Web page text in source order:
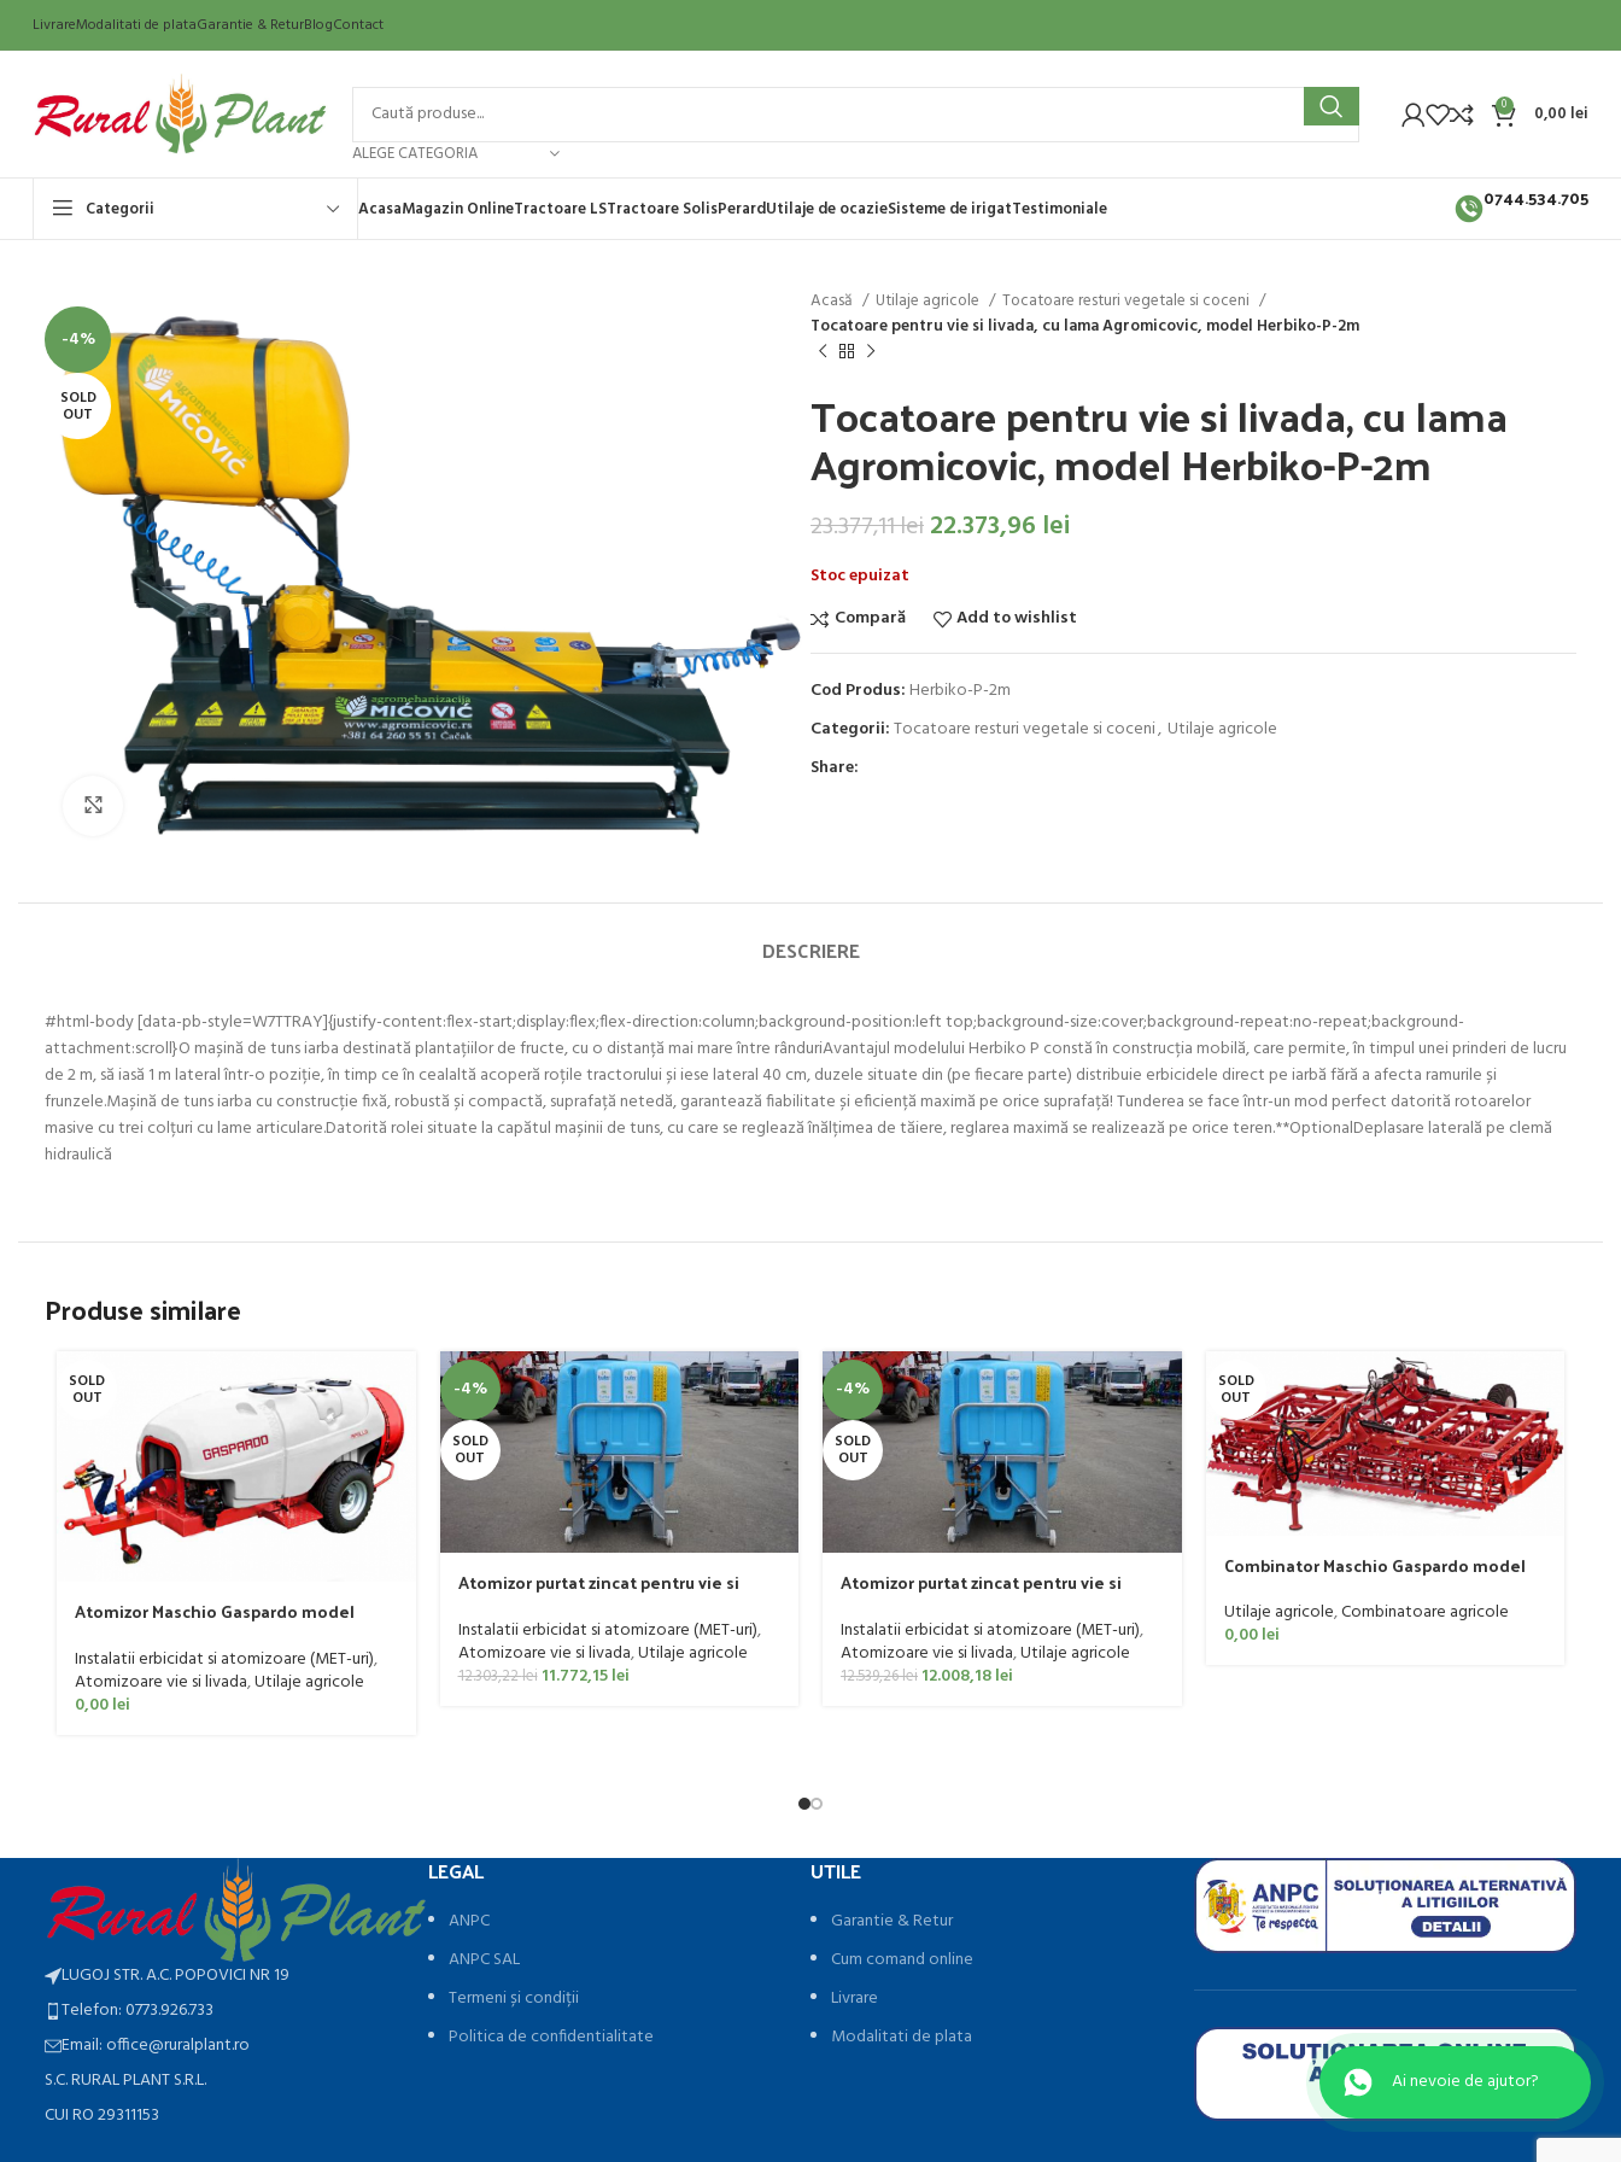
LivrareModalitati de plataGarantie & ReturBlogContact
ALEGE CATEGORIA
0 0,00 lei
Categorii AcasaMagazin OnlineTractoare LSTractoare SolisPerardUtilaje de ocazieSisteme de irigatTestimoniale 0744.534.705
-4%
SOLD
OUT
Click to enlarge
Acasă Utilaje agricole
Tocatoare resturi vegetale si coceni
Tocatoare pentru vie si livada, cu lama Agromicovic, model Herbiko-P-2m
Tocatoare pentru vie si livada, cu lama
Agromicovic, model Herbiko-P-2m
23.377,11lei22.373,96 lei
Stoc epuizat
Compară
Add to wishlist
Cod Produs: Herbiko-P-2m
Categorii:Tocatoare resturi vegetale si coceni, Utilaje agricole
Share:
DESCRIERE
#html-body [data-pb-style=W7TTRAY]{justify-content:flex-start;display:flex;flex-direction:column;background-position:left top;background-size:cover;background-repeat:no-repeat;background-
attachment:scroll}O mașină de tuns iarba destinată plantațiilor de fructe, cu o distanță mai mare între rânduriAvantajul modelului Herbiko P constă în construcția mobilă, care permite, în timpul unei prinderi de lucru
de 2 m, să iasă 1 m lateral într-o poziție, în timp ce în cealaltă acoperă roțile tractorului și iese lateral 40 cm, duzele situate din (pe fiecare parte) distribuie erbicidele direct pe iarbă fără a afecta ramurile și
frunzele.Mașină de tuns iarba cu construcție fixă, robustă și compactă, suprafață netedă, garantează fiabilitate și eficiență maximă pe orice suprafață! Tunderea se face într-un mod perfect datorită rotoarelor
masive cu trei colțuri cu lame articulare.Datorită rolei situate la capătul mașinii de tuns, cu care se reglează înălțimea de tăiere, reglarea maximă se realizează pe orice teren.**OptionalDeplasare laterală pe clemă
hidraulică
Produse similare
SOLD
OUT
Atomizor Maschio Gaspardo model
Instalatii erbicidat si atomizoare (MET-uri),
Atomizoare vie si livada,Utilaje agricole
0,00lei
-4%
SOLD
OUT
Atomizor purtat zincat pentru vie si
Instalatii erbicidat si atomizoare (MET-uri),
Atomizoare vie si livada,Utilaje agricole
12.303,22lei 11.772,15lei
-4%
SOLD
OUT
Atomizor purtat zincat pentru vie si
Instalatii erbicidat si atomizoare (MET-uri),
Atomizoare vie si livada,Utilaje agricole
12.539,26lei 12.008,18lei
SOLD
OUT
Combinator Maschio Gaspardo model
Utilaje agricole,Combinatoare agricole
0,00lei
LUGOJ STR. A.C. POPOVICI NR 19
Telefon: 0773.926.733
Email: office@ruralplant.ro
S.C. RURAL PLANT S.R.L.
CUI RO 29311153
LEGAL
ANPC
ANPC SAL
Termeni și condiții
Politica de confidentialitate
UTILE
Garantie & Retur
Cum comand online
Livrare
Modalitati de plata
Ai nevoie de ajutor?